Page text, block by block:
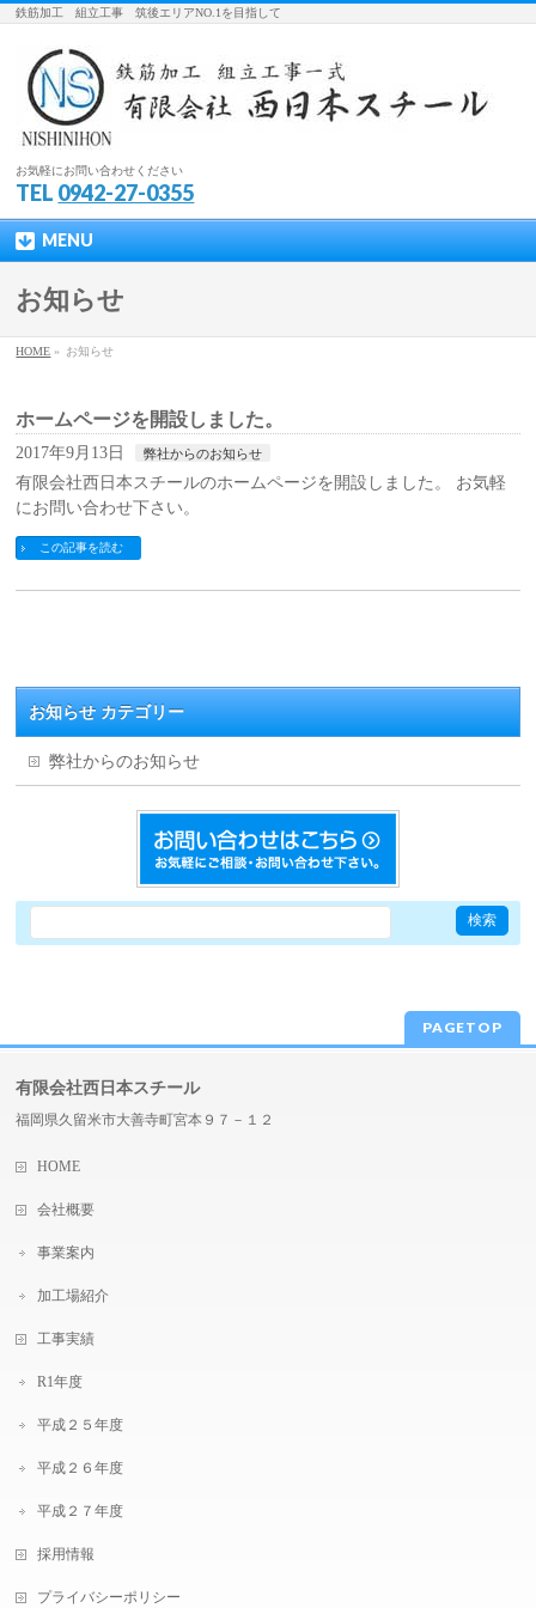
鉄筋加工 組立工事 筑後エリアNO.1を目指して
お気軽にお問い合わせください
TEL 0942-27-0355
MENU
お知らせ
HOME » お知らせ
ホームページを開設しました。
2017年9月13日 弊社からのお知らせ
有限会社西日本スチールのホームページを開設しました。 お気軽
にお問い合わせ下さい。
この記事を読む
お知らせ カテゴリー
弊社からのお知らせ
PAGETOP
有限会社西日本スチール
福岡県久留米市大善寺町宮本９７－１２
HOME
会社概要
事業案内
加工場紹介
工事実績
R1年度
平成２５年度
平成２６年度
平成２７年度
採用情報
プライバシーポリシー